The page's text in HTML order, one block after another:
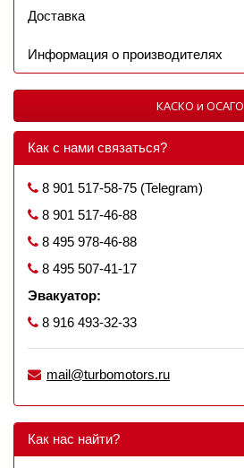
Доставка
Информация о производителях
КАСКО и ОСАГО
Как с нами связаться?
8 901 517-58-75 (Telegram)
8 901 517-46-88
8 495 978-46-88
8 495 507-41-17
Эвакуатор:
8 916 493-32-33
mail@turbomotors.ru
Как нас найти?